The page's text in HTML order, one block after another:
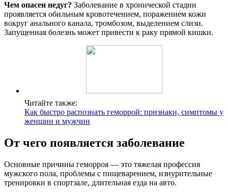
Чем опасен недуг? Заболевание в хронической стадии
проявляется обильным кровотечением, поражением кожи
вокруг анального канала, тромбозом, выделением слизи.
Запущенная болезнь может привести к раку прямой кишки.
Читайте также:
Как быстро распознать геморрой: признаки, симптомы у
женщин и мужчин
От чего появляется заболевание
Основные причины геморроя — это тяжелая профессия
мужского пола, проблемы с пищеварением, изнурительные
тренировки в спортзале, длительная езда на авто.